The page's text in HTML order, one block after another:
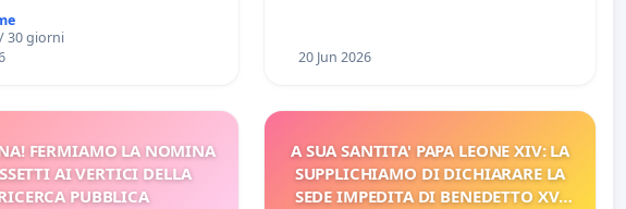
30 giorni
20 Jun 2026
FERMIAMO LA NOMINA
AI VERTICI DELLA
PUBBLICA
A SUA SANTITA' PAPA LEONE XIV: LA
SUPPLICHIAMO DI DICHIARARE LA
SEDE IMPEDITA DI BENEDETTO XVI